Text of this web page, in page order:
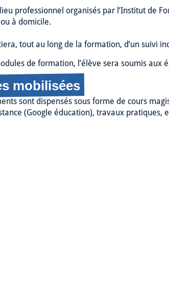
professionnel organisés par l’Institut de
à domicile.
tout au long de la formation, d’un suivi
de formation, l’élève sera soumis
mobilisées
sont dispensés sous forme de cours
(Google éducation), travaux pratiques,